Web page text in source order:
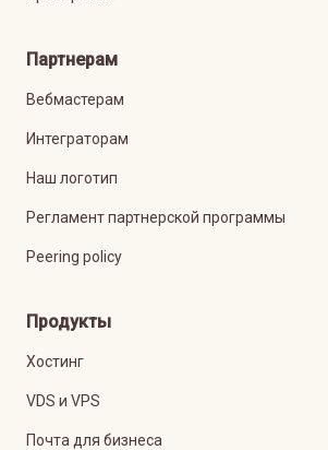
Партнерам
Вебмастерам
Интеграторам
Наш логотип
Регламент партнерской программы
Peering policy
Продукты
Хостинг
VDS и VPS
Почта для бизнеса